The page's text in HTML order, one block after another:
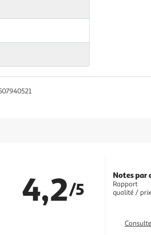
4,2/5
Notes par
Rapport
qualité / prix